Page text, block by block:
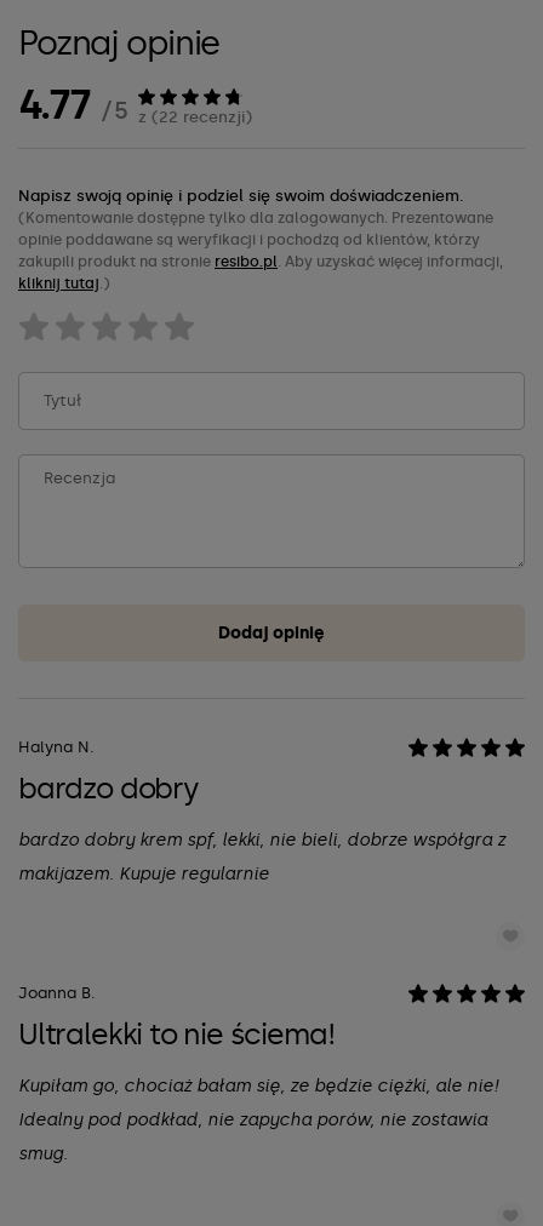
Poznaj opinie
4.77 / 5 z (22 recenzji)
Napisz swoją opinię i podziel się swoim doświadczeniem.
(Komentowanie dostępne tylko dla zalogowanych. Prezentowane
opinie poddawane są weryfikacji i pochodzą od klientów, którzy
zakupili produkt na stronie resibo.pl . Aby uzyskać więcej informacji,
kliknij tutaj .)
Dodaj opinię
Halyna N.
bardzo dobry
bardzo dobry krem spf, lekki, nie bieli, dobrze współgra z
makijazem. Kupuje regularnie
Joanna B.
Ultralekki to nie ściema!
Kupiłam go, chociaż bałam się, ze będzie ciężki, ale nie!
Idealny pod podkład, nie zapycha porów, nie zostawia
smug.